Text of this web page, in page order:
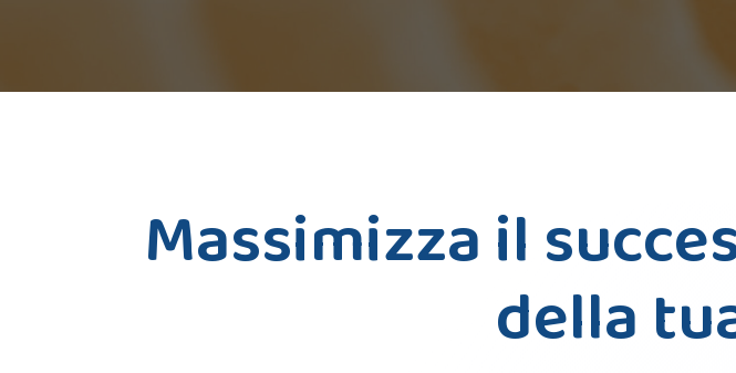
Massimizza il
della